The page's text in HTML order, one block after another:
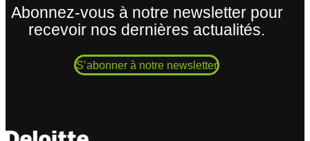
Abonnez-vous à notre newsletter pour
recevoir nos dernières actualités.
S’abonner à notre newsletter